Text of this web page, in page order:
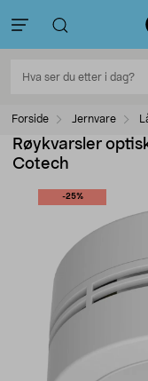
Forside Jernvare
Røykvarsler
Cotech
-25%